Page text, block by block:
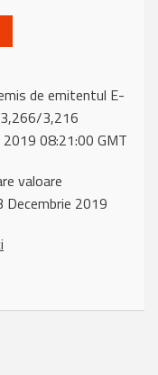
de emitentul E-
3,216
08:21:00 GMT
valoare
Decembrie 2019